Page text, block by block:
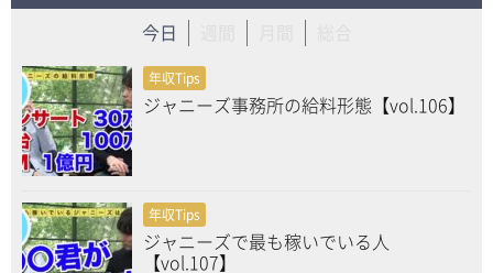
今日
年収Tips
ジャニーズ事務所の給料形態【vol.106】
年収Tips
ジャニーズで最も稼いでいる人
【vol.107】